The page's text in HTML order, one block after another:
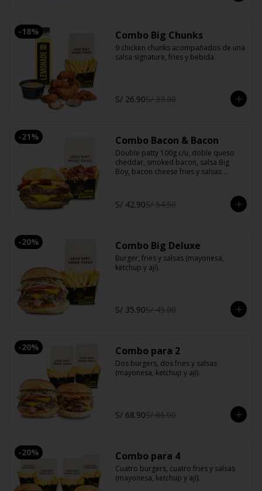
-18% Combo Big Chunks
9 chicken chunks acompañados de una
salsa signature, fries y bebida.
S/ 26.90S/ 33.00
-21% Combo Bacon & Bacon
Double patty 100g c/u, doble queso
cheddar, smoked bacon, salsa Big
Boy, bacon cheese fries y salsas
S/ 42.90S/ 54.50
-20% Combo Big Deluxe
Burger, fries y salsas (mayonesa,
ketchup y ají).
S/ 35.90S/ 45.00
-20% Combo para 2
Dos burgers, dos fries y salsas
(mayonesa, ketchup y ají).
S/ 68.90S/ 86.00
-20% Combo para 4
Cuatro burgers, cuatro fries y salsas
(mayonesa, ketchup y ají).